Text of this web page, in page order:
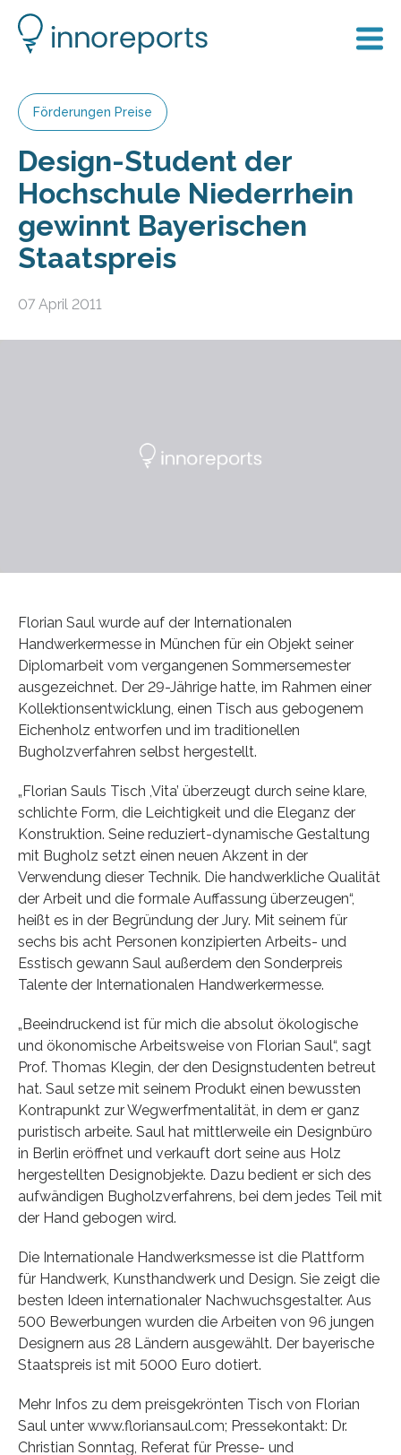
Förderungen Preise
Design-Student der
Hochschule Niederrhein
gewinnt Bayerischen
Staatspreis
07 April 2011
Florian Saul wurde auf der Internationalen
Handwerkermesse in München für ein Objekt seiner
Diplomarbeit vom vergangenen Sommersemester
ausgezeichnet. Der 29-Jährige hatte, im Rahmen einer
Kollektionsentwicklung, einen Tisch aus gebogenem
Eichenholz entworfen und im traditionellen
Bugholzverfahren selbst hergestellt.
„Florian Sauls Tisch ,Vita’ überzeugt durch seine klare,
schlichte Form, die Leichtigkeit und die Eleganz der
Konstruktion. Seine reduziert-dynamische Gestaltung
mit Bugholz setzt einen neuen Akzent in der
Verwendung dieser Technik. Die handwerkliche Qualität
der Arbeit und die formale Auffassung überzeugen“,
heißt es in der Begründung der Jury. Mit seinem für
sechs bis acht Personen konzipierten Arbeits- und
Esstisch gewann Saul außerdem den Sonderpreis
Talente der Internationalen Handwerkermesse.
„Beeindruckend ist für mich die absolut ökologische
und ökonomische Arbeitsweise von Florian Saul“, sagt
Prof. Thomas Klegin, der den Designstudenten betreut
hat. Saul setze mit seinem Produkt einen bewussten
Kontrapunkt zur Wegwerfmentalität, in dem er ganz
puristisch arbeite. Saul hat mittlerweile ein Designbüro
in Berlin eröffnet und verkauft dort seine aus Holz
hergestellten Designobjekte. Dazu bedient er sich des
aufwändigen Bugholzverfahrens, bei dem jedes Teil mit
der Hand gebogen wird.
Die Internationale Handwerksmesse ist die Plattform
für Handwerk, Kunsthandwerk und Design. Sie zeigt die
besten Ideen internationaler Nachwuchsgestalter. Aus
500 Bewerbungen wurden die Arbeiten von 96 jungen
Designern aus 28 Ländern ausgewählt. Der bayerische
Staatspreis ist mit 5000 Euro dotiert.
Mehr Infos zu dem preisgekrönten Tisch von Florian
Saul unter www.floriansaul.com; Pressekontakt: Dr.
Christian Sonntag, Referat für Presse- und